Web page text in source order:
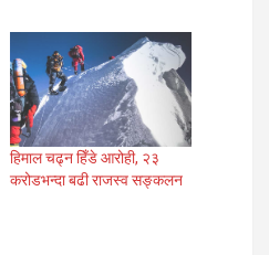
हिमाल चढ्न हिँडे आरोही, २३
करोडभन्दा बढी राजस्व सङ्कलन